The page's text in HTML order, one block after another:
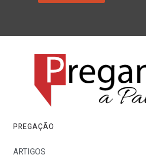
PREGAÇÃO
ARTIGOS